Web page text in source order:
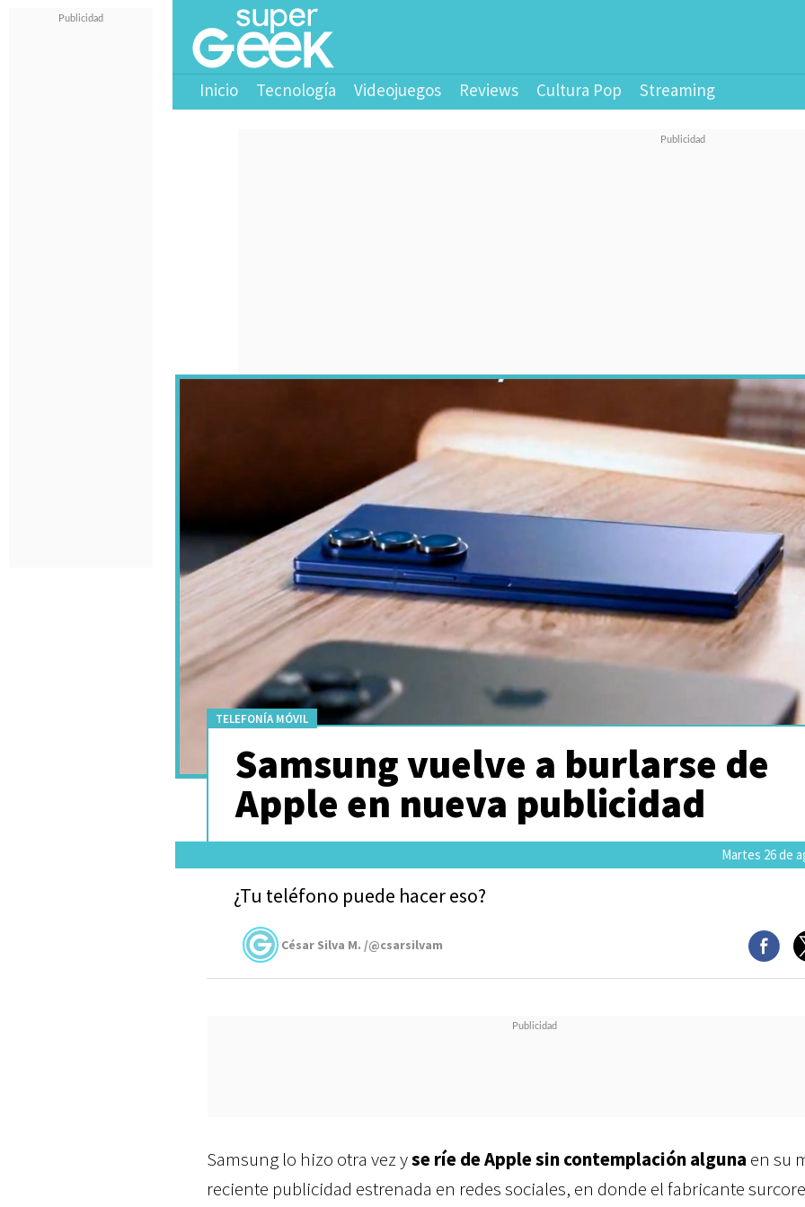
Inicio Tecnología Videojuegos Reviews Cultura Pop Streaming
TELEFONÍA MÓVIL
Samsung vuelve a burlarse de
Apple en nueva publicidad
Martes 26 de
¿Tu teléfono puede hacer eso?
César Silva M. /@csarsilvam
Samsung lo hizo otra vez yse ríe de Apple sin contemplación alguna en su
reciente publicidad estrenada en redes sociales, en donde el fabricante